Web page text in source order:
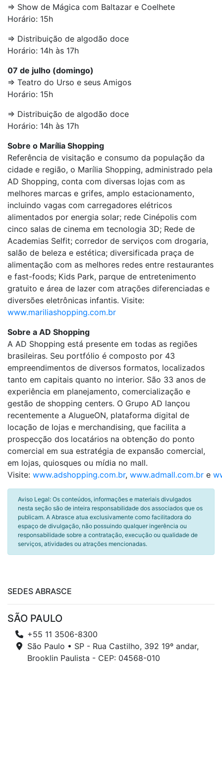
=> Show de Mágica com Baltazar e Coelhete
Horário: 15h
=> Distribuição de algodão doce
Horário: 14h às 17h
07 de julho (domingo)
=> Teatro do Urso e seus Amigos
Horário: 15h
=> Distribuição de algodão doce
Horário: 14h às 17h
Sobre o Marília Shopping
Referência de visitação e consumo da população da
cidade e região, o Marília Shopping, administrado pela
AD Shopping, conta com diversas lojas com as
melhores marcas e grifes, amplo estacionamento,
incluindo vagas com carregadores elétricos
alimentados por energia solar; rede Cinépolis com
cinco salas de cinema em tecnologia 3D; Rede de
Academias Selfit; corredor de serviços com drogaria,
salão de beleza e estética; diversificada praça de
alimentação com as melhores redes entre restaurantes
e fast-foods; Kids Park, parque de entretenimento
gratuito e área de lazer com atrações diferenciadas e
diversões eletrônicas infantis. Visite:
www.mariliashopping.com.br
Sobre a AD Shopping
A AD Shopping está presente em todas as regiões
brasileiras. Seu portfólio é composto por 43
empreendimentos de diversos formatos, localizados
tanto em capitais quanto no interior. São 33 anos de
experiência em planejamento, comercialização e
gestão de shopping centers. O Grupo AD lançou
recentemente a AlugueON, plataforma digital de
locação de lojas e merchandising, que facilita a
prospecção dos locatários na obtenção do ponto
comercial em sua estratégia de expansão comercial,
em lojas, quiosques ou mídia no mall.
Visite: www.adshopping.com.br, www.admall.com.br e
Aviso Legal: Os conteúdos, informações e materiais divulgados
nesta seção são de inteira responsabilidade dos associados que os
publicam. A Abrasce atua exclusivamente como facilitadora do
espaço de divulgação, não possuindo qualquer ingerência ou
responsabilidade sobre a contratação, execução ou qualidade de
serviços, atividades ou atrações mencionadas.
SEDES ABRASCE
SÃO PAULO
+55 11 3506-8300
São Paulo • SP - Rua Castilho, 392 19º andar,
Brooklin Paulista - CEP: 04568-010